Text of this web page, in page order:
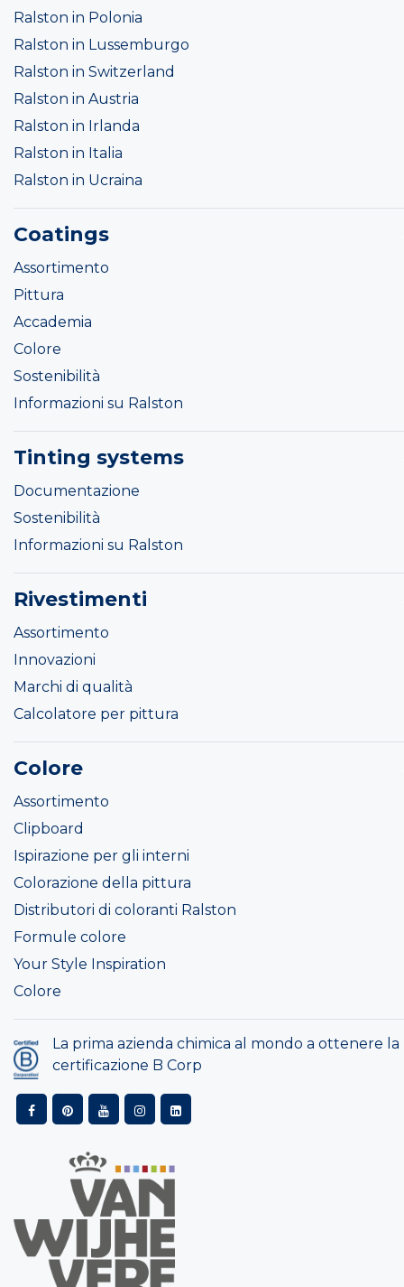
Ralston in Polonia
Ralston in Lussemburgo
Ralston in Switzerland
Ralston in Austria
Ralston in Irlanda
Ralston in Italia
Ralston in Ucraina
Coatings
Assortimento
Pittura
Accademia
Colore
Sostenibilità
Informazioni su Ralston
Tinting systems
Documentazione
Sostenibilità
Informazioni su Ralston
Rivestimenti
Assortimento
Innovazioni
Marchi di qualità
Calcolatore per pittura
Colore
Assortimento
Clipboard
Ispirazione per gli interni
Colorazione della pittura
Distributori di coloranti Ralston
Formule colore
Your Style Inspiration
Colore
La prima azienda chimica al mondo a ottenere la
certificazione B Corp